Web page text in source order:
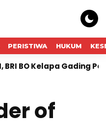
PERISTIWA HUKUM
Gading Percantik
of